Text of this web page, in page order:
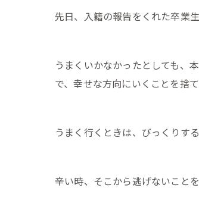
先日、入籍の報告をくれた卒業
うまくいかなかったとしても、
で、幸せな方向にいくことを捨
うまく行くときは、びっくりす
辛い時、そこから逃げないこと